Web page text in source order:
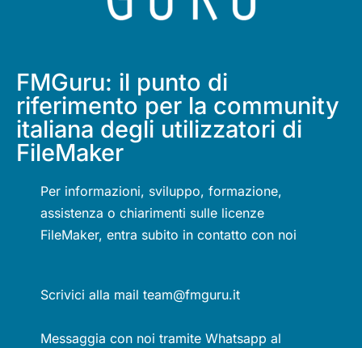
FMGuru: il punto di
riferimento per la community
italiana degli utilizzatori di
FileMaker
Per informazioni, sviluppo, formazione,
assistenza o chiarimenti sulle licenze
FileMaker, entra subito in contatto con noi
Scrivici alla mail team@fmguru.it
Messaggia con noi tramite Whatsapp al